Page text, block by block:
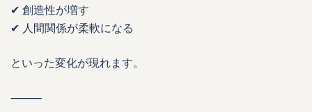
✔ 創造性が増す
✔ 人間関係が柔軟になる
といった変化が現れます。
⸻